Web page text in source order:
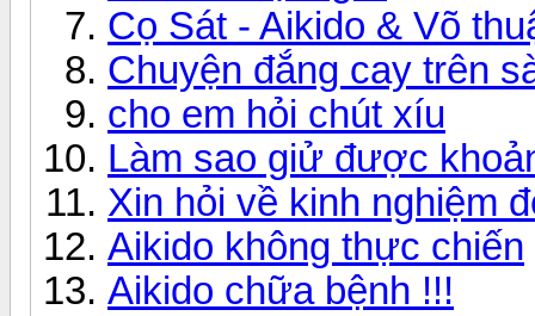
Cọ Sát - Aikido & Võ
Chuyện đắng cay trên
cho em hỏi chút xíu
Làm sao giử được
Xin hỏi về kinh nghiệm
Aikido không thực chiến
Aikido chữa bệnh !!!